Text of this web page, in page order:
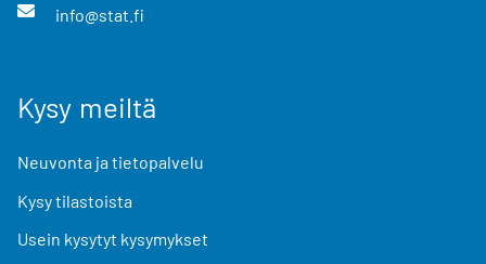
info@stat.fi
Kysy meiltä
Neuvonta ja tietopalvelu
Kysy tilastoista
Usein kysytyt kysymykset